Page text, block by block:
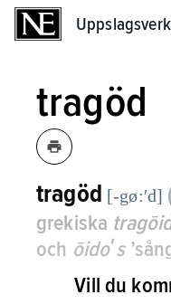
tragöd
tragöd [-gø:ʹd]
grekiska
och ōidoʹs
benämning på
Vill du